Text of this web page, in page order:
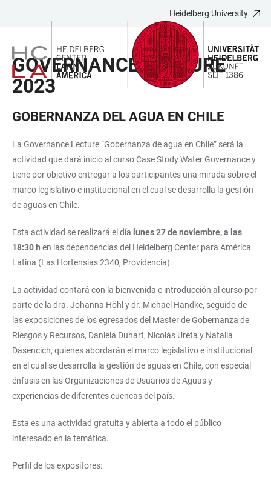
LINKS
MAIN
CONTENT
NAVIGATION
FORM
Heidelberg University
GOVERNANCE LECTURE
2023
GOBERNANZA DEL AGUA EN CHILE
La Governance Lecture “Gobernanza de agua en Chile” será la
actividad que dará inicio al curso Case Study Water Governance y
tiene por objetivo entregar a los participantes una mirada sobre el
marco legislativo e institucional en el cual se desarrolla la gestión
de aguas en Chile.
Esta actividad se realizará el día lunes 27 de noviembre, a las
18:30 h en las dependencias del Heidelberg Center para América
Latina (Las Hortensias 2340, Providencia).
La actividad contará con la bienvenida e introducción al curso por
parte de la dra. Johanna Höhl y dr. Michael Handke, seguido de
las exposiciones de los egresados del Master de Gobernanza de
Riesgos y Recursos, Daniela Duhart, Nicolás Ureta y Natalia
Dasencich, quienes abordarán el marco legislativo e institucional
en el cual se desarrolla la gestión de aguas en Chile, con especial
énfasis en las Organizaciones de Usuarios de Aguas y
experiencias de diferentes cuencas del país.
Esta es una actividad gratuita y abierta a todo el público
interesado en la temática.
Perfil de los expositores: